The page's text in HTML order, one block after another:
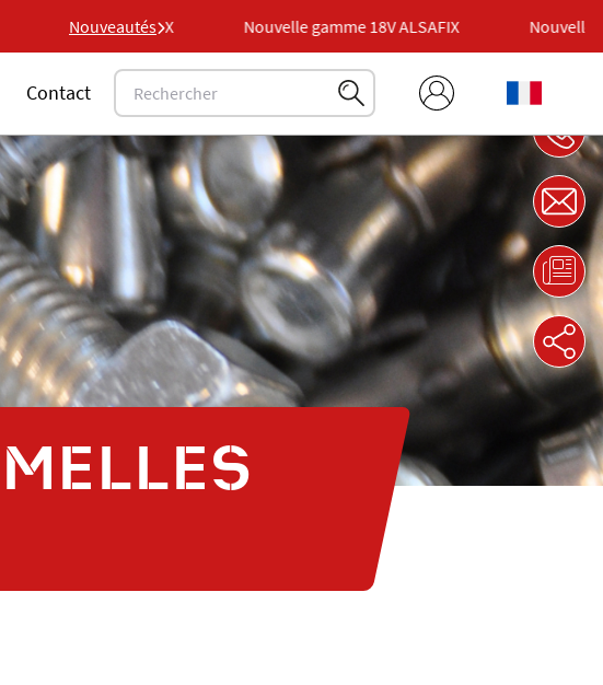
Nouveautés
18V ALSAFIX Nouvelle gamme 18V ALSAFIX Nouvelle
Contact